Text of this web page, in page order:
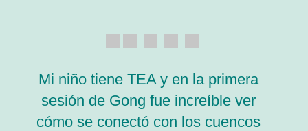
Mi niño tiene TEA y en la primera
sesión de Gong fue increíble ver
cómo se conectó con los cuencos